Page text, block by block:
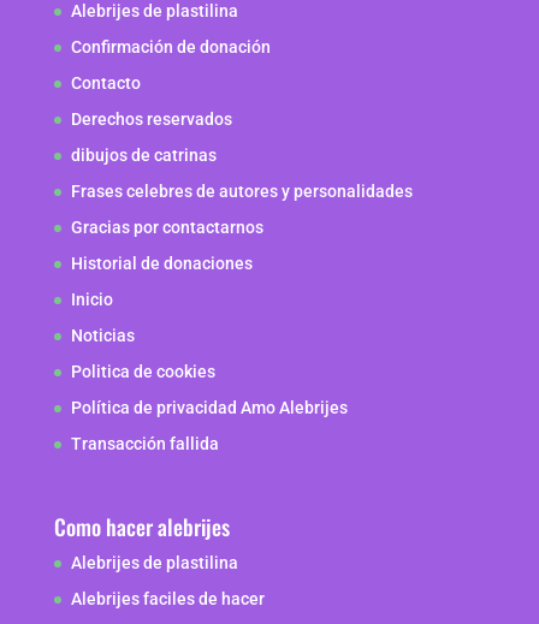
Alebrijes de plastilina
Confirmación de donación
Contacto
Derechos reservados
dibujos de catrinas
Frases celebres de autores y personalidades
Gracias por contactarnos
Historial de donaciones
Inicio
Noticias
Politica de cookies
Política de privacidad Amo Alebrijes
Transacción fallida
Como hacer alebrijes
Alebrijes de plastilina
Alebrijes faciles de hacer